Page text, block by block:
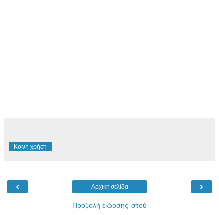
Κοινή χρήση
‹ ›
Αρχική σελίδα
Προβολή έκδοσης ιστού